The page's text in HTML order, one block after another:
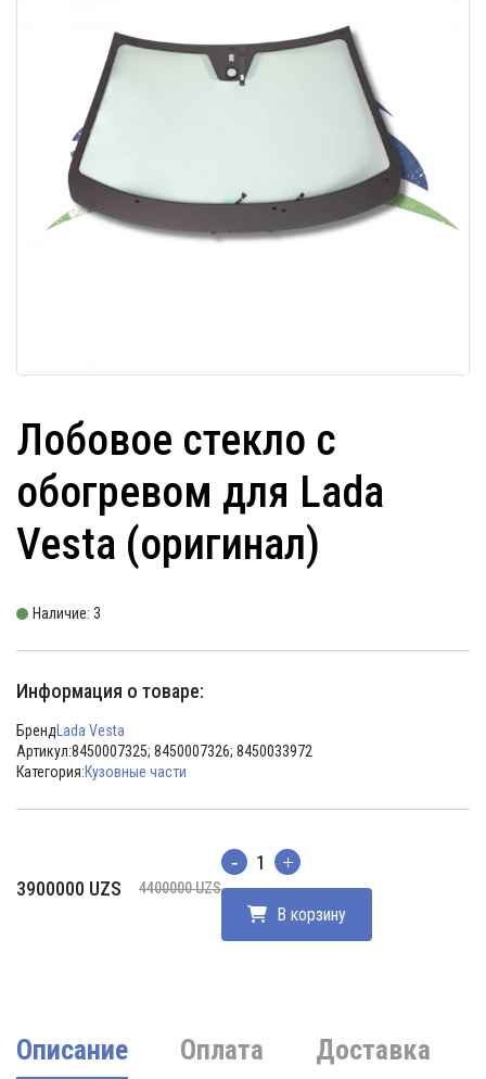
Лобовое стекло с
обогревом для Lada
Vesta (оригинал)
Наличие: 3
Информация о товаре:
Бренд Lada Vesta
Артикул:8450007325; 8450007326; 8450033972
Категория:Кузовные части
4400000UZS
Первоначальная
3900000 UZS
Текущая
Количество
В корзину
Описание Оплата Доставка